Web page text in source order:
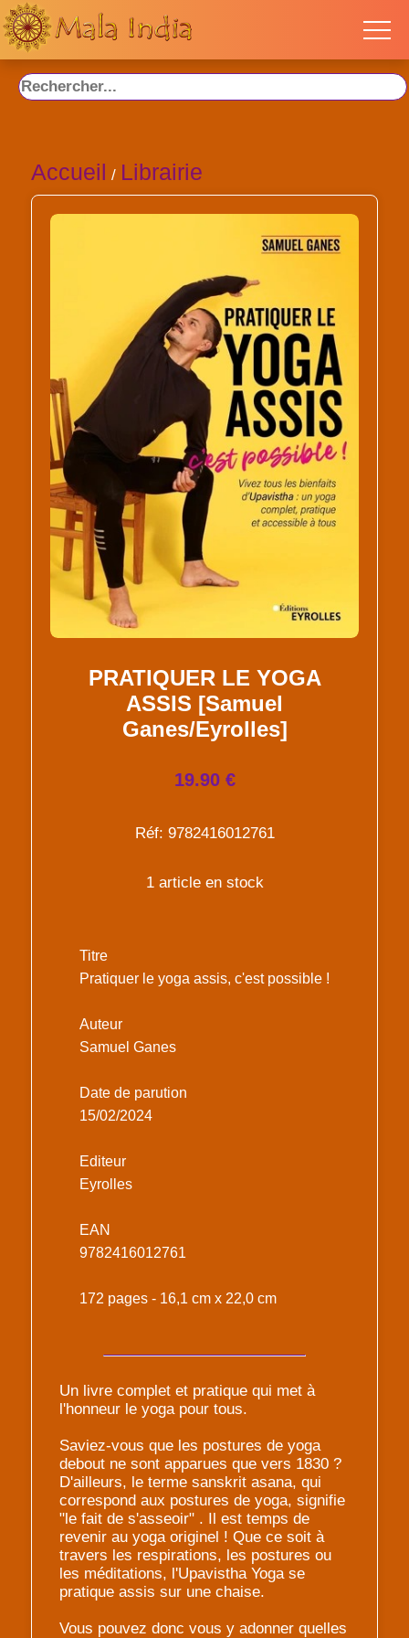
Accueil / Librairie
PRATIQUER LE YOGA
ASSIS [Samuel
Ganes/Eyrolles]
19.90 €
Réf: 9782416012761
1 article en stock
Titre
Pratiquer le yoga assis, c'est possible !
Auteur
Samuel Ganes
Date de parution
15/02/2024
Editeur
Eyrolles
EAN
9782416012761
172 pages - 16,1 cm x 22,0 cm
Un livre complet et pratique qui met à
l'honneur le yoga pour tous.
Saviez-vous que les postures de yoga
debout ne sont apparues que vers 1830 ?
D'ailleurs, le terme sanskrit asana, qui
correspond aux postures de yoga, signifie
"le fait de s'asseoir" . Il est temps de
revenir au yoga originel ! Que ce soit à
travers les respirations, les postures ou
les méditations, l'Upavistha Yoga se
pratique assis sur une chaise.
Vous pouvez donc vous y adonner quelles